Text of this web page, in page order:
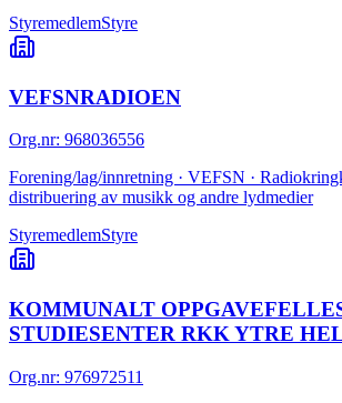
StyremedlemStyre
VEFSNRADIOEN
Org.nr: 968036556
Forening/lag/innretning · VEFSN ·
distribuering av musikk og andre lydmedier
StyremedlemStyre
KOMMUNALT
STUDIESENTER RKK YTRE
Org.nr: 976972511